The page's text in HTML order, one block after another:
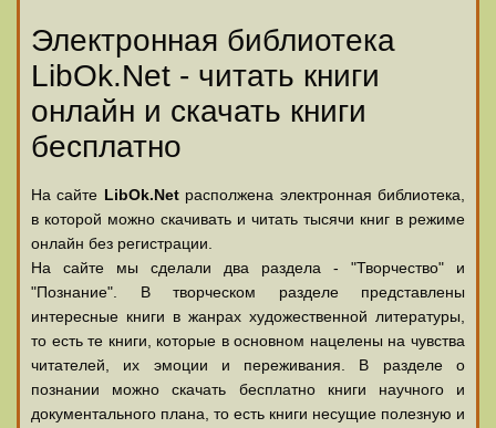
Электронная библиотека
LibOk.Net - читать книги
онлайн и скачать книги
бесплатно
На сайте LibOk.Netрасполжена электронная библиотека,
в которой можно скачивать и читать тысячи книг в режиме
онлайн без регистрации.
На сайте мы сделали два раздела - "Творчество" и
"Познание". В творческом разделе представлены
интересные книги в жанрах художественной литературы,
то есть те книги, которые в основном нацелены на чувства
читателей, их эмоции и переживания. В разделе о
познании можно скачать бесплатно книги научного и
документального плана, то есть книги несущие полезную и